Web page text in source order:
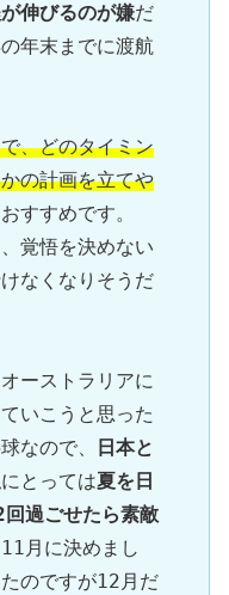
伸びるのが嫌だ
年末までに渡航
、どのタイミン
の計画を立てや
すすめです。
覚悟を決めない
なくなりそうだ
ーストラリアに
いこうと思った
なので、
日本と
とっては夏を日
過ごせたら素敵
月に決めまし
のですが12月だ